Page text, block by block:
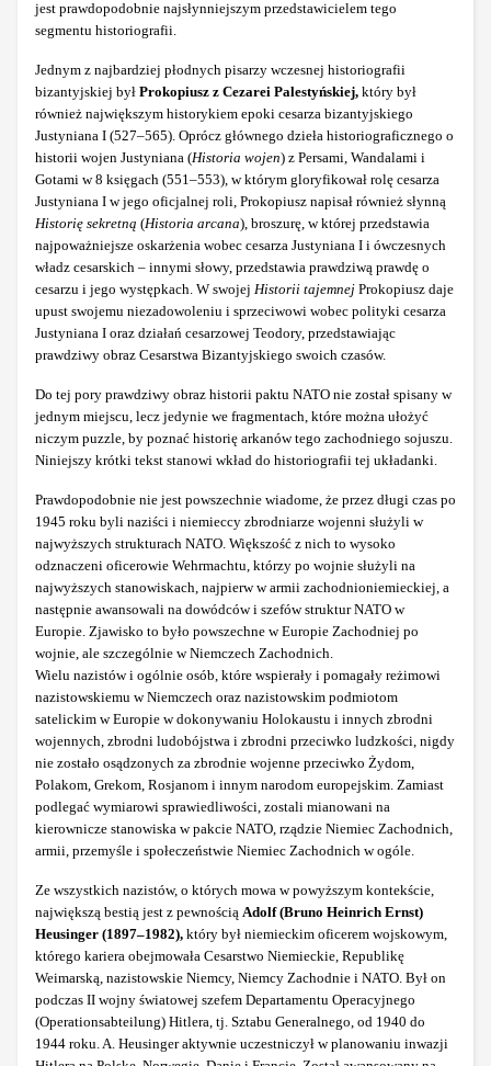
jest prawdopodobnie najsłynniejszym przedstawicielem tego
segmentu historiografii.
Jednym z najbardziej płodnych pisarzy wczesnej historiografii
bizantyjskiej był Prokopiusz z Cezarei Palestyńskiej, który był
również największym historykiem epoki cesarza bizantyjskiego
Justyniana I (527–565). Oprócz głównego dzieła historiograficznego o
historii wojen Justyniana (Historia wojen) z Persami, Wandalami i
Gotami w 8 księgach (551–553), w którym gloryfikował rolę cesarza
Justyniana I w jego oficjalnej roli, Prokopiusz napisał również słynną
Historię sekretną (Historia arcana), broszurę, w której przedstawia
najpoważniejsze oskarżenia wobec cesarza Justyniana I i ówczesnych
władz cesarskich – innymi słowy, przedstawia prawdziwą prawdę o
cesarzu i jego występkach. W swojej Historii tajemnej Prokopiusz daje
upust swojemu niezadowoleniu i sprzeciwowi wobec polityki cesarza
Justyniana I oraz działań cesarzowej Teodory, przedstawiając
prawdziwy obraz Cesarstwa Bizantyjskiego swoich czasów.
Do tej pory prawdziwy obraz historii paktu NATO nie został spisany w
jednym miejscu, lecz jedynie we fragmentach, które można ułożyć
niczym puzzle, by poznać historię arkanów tego zachodniego sojuszu.
Niniejszy krótki tekst stanowi wkład do historiografii tej układanki.
Prawdopodobnie nie jest powszechnie wiadome, że przez długi czas po
1945 roku byli naziści i niemieccy zbrodniarze wojenni służyli w
najwyższych strukturach NATO. Większość z nich to wysoko
odznaczeni oficerowie Wehrmachtu, którzy po wojnie służyli na
najwyższych stanowiskach, najpierw w armii zachodnioniemieckiej, a
następnie awansowali na dowódców i szefów struktur NATO w
Europie. Zjawisko to było powszechne w Europie Zachodniej po
wojnie, ale szczególnie w Niemczech Zachodnich.
Wielu nazistów i ogólnie osób, które wspierały i pomagały reżimowi
nazistowskiemu w Niemczech oraz nazistowskim podmiotom
satelickim w Europie w dokonywaniu Holokaustu i innych zbrodni
wojennych, zbrodni ludobójstwa i zbrodni przeciwko ludzkości, nigdy
nie zostało osądzonych za zbrodnie wojenne przeciwko Żydom,
Polakom, Grekom, Rosjanom i innym narodom europejskim. Zamiast
podlegać wymiarowi sprawiedliwości, zostali mianowani na
kierownicze stanowiska w pakcie NATO, rządzie Niemiec Zachodnich,
armii, przemyśle i społeczeństwie Niemiec Zachodnich w ogóle.
Ze wszystkich nazistów, o których mowa w powyższym kontekście,
największą bestią jest z pewnością Adolf (Bruno Heinrich Ernst)
Heusinger (1897‒1982), który był niemieckim oficerem wojskowym,
którego kariera obejmowała Cesarstwo Niemieckie, Republikę
Weimarską, nazistowskie Niemcy, Niemcy Zachodnie i NATO. Był on
podczas II wojny światowej szefem Departamentu Operacyjnego
(Operationsabteilung) Hitlera, tj. Sztabu Generalnego, od 1940 do
1944 roku. A. Heusinger aktywnie uczestniczył w planowaniu inwazji